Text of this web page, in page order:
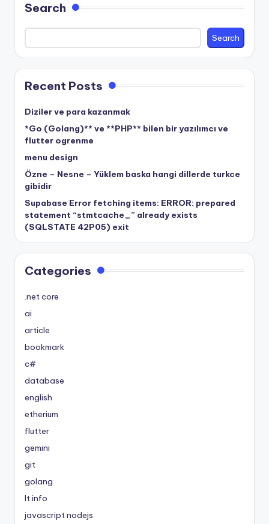
Search
Search
Recent Posts
Diziler ve para kazanmak
*Go (Golang)** ve **PHP** bilen bir yazılımcı ve
flutter ogrenme
menu design
Özne – Nesne – Yüklem baska hangi dillerde turkce
gibidir
Supabase Error fetching items: ERROR: prepared
statement “stmtcache_” already exists
(SQLSTATE 42P05) exit
Categories
.net core
ai
article
bookmark
c#
database
english
etherium
flutter
gemini
git
golang
It info
javascript nodejs